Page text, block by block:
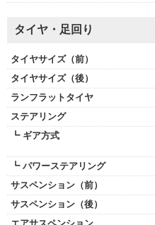
タイヤ・足回り
タイヤサイズ（前）
タイヤサイズ（後）
ランフラットタイヤ
ステアリング
┗ ギア方式
┗ パワーステアリング
サスペンション（前）
サスペンション（後）